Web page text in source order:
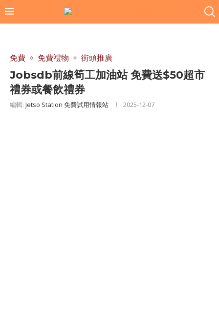
免費 免費禮物 街頭推廣
Jobsdb前線筍工加油站 免費送$50超市
禮券或餐飲禮券
編輯: Jetso Station 免費試用情報站 2025-12-07